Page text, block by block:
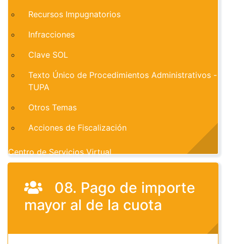
08. Pago de importe
mayor al de la cuota
Recursos Impugnatorios
Infracciones
Clave SOL
Texto Único de Procedimientos Administrativos -
TUPA
Otros Temas
Acciones de Fiscalización
Centro de Servicios Virtual